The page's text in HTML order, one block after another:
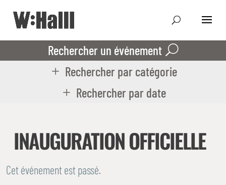
Rechercher un événement
Rechercher par catégorie
Rechercher par date
INAUGURATION OFFICIELLE
Cet événement est passé.